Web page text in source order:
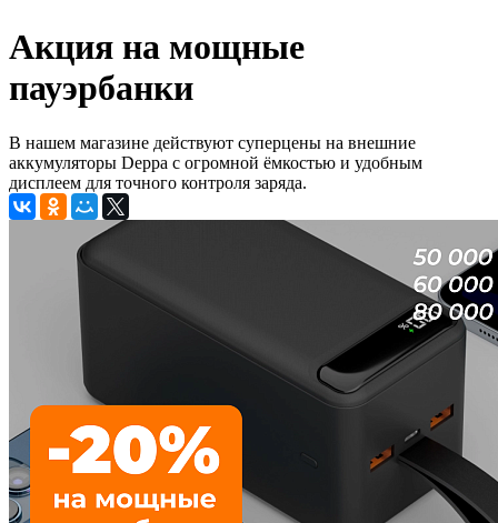
Акция на мощные
пауэрбанки
В нашем магазине действуют суперцены на внешние
аккумуляторы Deppa с огромной ёмкостью и удобным
дисплеем для точного контроля заряда.